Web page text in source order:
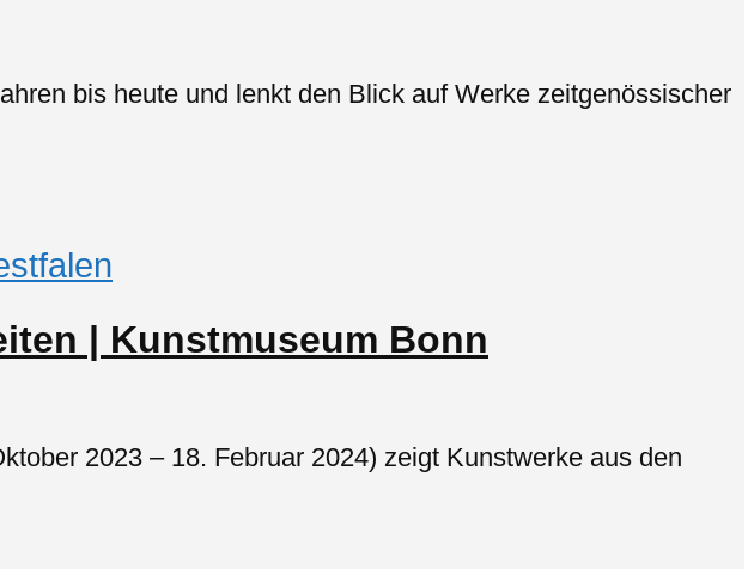
bis heute und lenkt den Blick auf Werke zeitgenössischer
| Kunstmuseum Bonn
2023 – 18. Februar 2024) zeigt Kunstwerke aus den